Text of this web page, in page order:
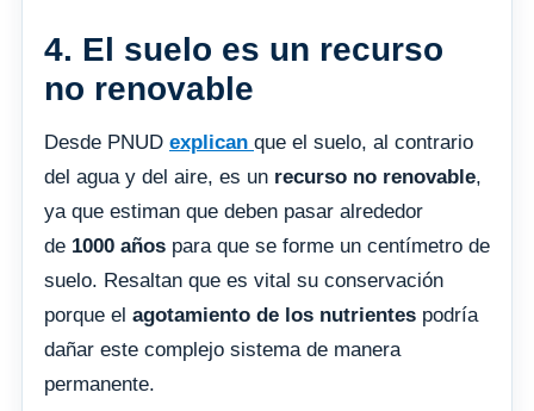
4. El suelo es un recurso
no renovable
Desde PNUD explican que el suelo, al contrario
del agua y del aire, es un recurso no renovable,
ya que estiman que deben pasar alrededor
de 1000 años para que se forme un centímetro de
suelo. Resaltan que es vital su conservación
porque el agotamiento de los nutrientes podría
dañar este complejo sistema de manera
permanente.